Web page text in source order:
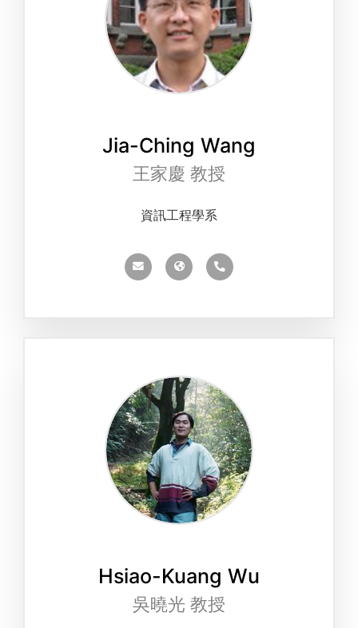
Jia-Ching Wang
王家慶 教授
資訊工程學系
Hsiao-Kuang Wu
吳曉光 教授